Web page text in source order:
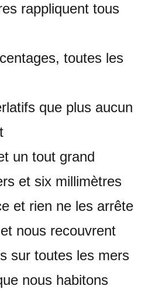
rappliquent tous
toutes les
que plus aucun
un tout grand
et six millimètres
et rien ne les arrête
nous recouvrent
sur toutes les mers
nous habitons